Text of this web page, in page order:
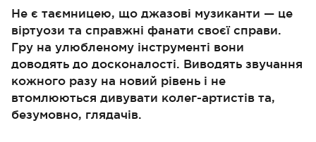
Не є таємницею, що джазові музиканти — це
віртуози та справжні фанати своєї справи.
Гру на улюбленому інструменті вони
доводять до досконалості. Виводять звучання
кожного разу на новий рівень і не
втомлюються дивувати колег-артистів та,
безумовно, глядачів.